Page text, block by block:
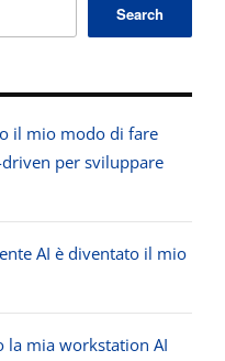
Search
il mio modo di fare
per sviluppare
AI è diventato il mio
la mia workstation AI